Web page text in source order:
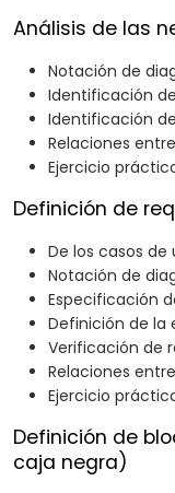
Análisis de las
Notación de
Identificación
Identificación
Relaciones
Ejercicio
Definición de
De los casos de
Notación de
Especificación
Definición de la
Verificación de
Relaciones
Ejercicio
Definición de
caja negra)